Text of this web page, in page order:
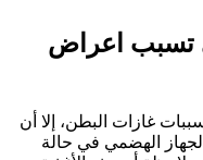
تسبب اعراض
غازات البطن، إلا أن
الهضمي في حالة